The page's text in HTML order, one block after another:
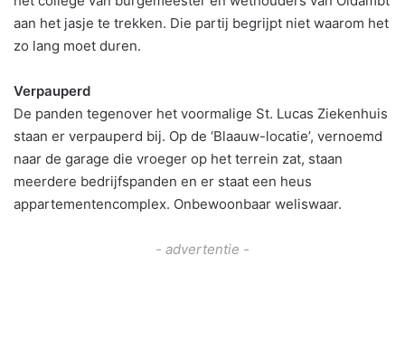
aan het jasje te trekken. Die partij begrijpt niet waarom het
zo lang moet duren.
Verpauperd
De panden tegenover het voormalige St. Lucas Ziekenhuis
staan er verpauperd bij. Op de ‘Blaauw-locatie’, vernoemd
naar de garage die vroeger op het terrein zat, staan
meerdere bedrijfspanden en er staat een heus
appartementencomplex. Onbewoonbaar weliswaar.
- advertentie -